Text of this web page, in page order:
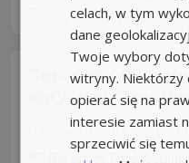
Dzisiajzpracuj.pl
Operator /
optycznej /
Umowa o pracę
Bergman Engineering
celach, w tym
dane
Twoje wybory
witryny. Niektórzy
opierać się na
interesie zamiast
sprzeciwić się